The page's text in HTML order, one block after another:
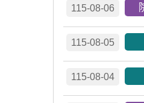
115-08-06
115-08-05
115-08-04